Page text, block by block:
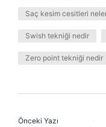
Saç kesim cesitleri
Swish tekniği nedir
Zero point tekniği nedir
Önceki Yazı